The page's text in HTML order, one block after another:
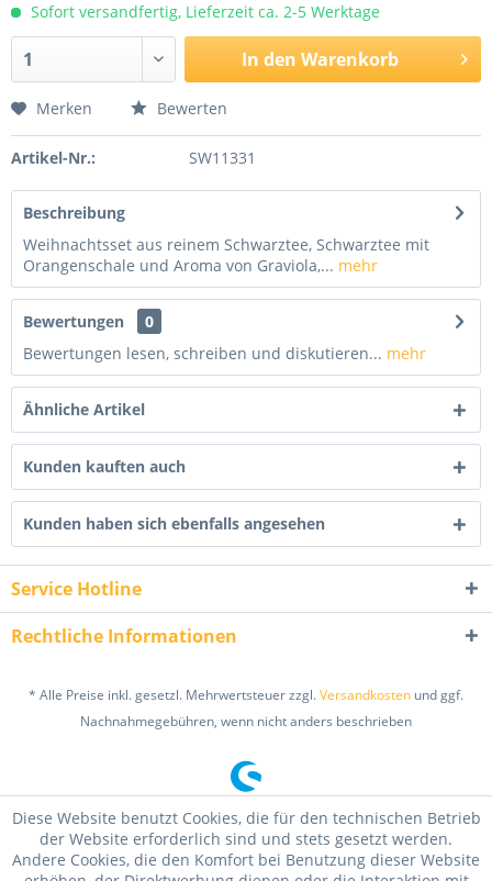
Sofort versandfertig, Lieferzeit ca. 2-5 Werktage
In den Warenkorb
Merken Bewerten
Artikel-Nr.: SW11331
Beschreibung
Weihnachtsset aus reinem Schwarztee, Schwarztee mit
Orangenschale und Aroma von Graviola,... mehr
Bewertungen
0
Bewertungen lesen, schreiben und diskutieren... mehr
Ähnliche Artikel
Kunden kauften auch
Kunden haben sich ebenfalls angesehen
Service Hotline
Rechtliche Informationen
* Alle Preise inkl. gesetzl. Mehrwertsteuer zzgl.Versandkosten und ggf.
Nachnahmegebühren, wenn nicht anders beschrieben
Diese Website benutzt Cookies, die für den technischen Betrieb
der Website erforderlich sind und stets gesetzt werden.
Andere Cookies, die den Komfort bei Benutzung dieser Website